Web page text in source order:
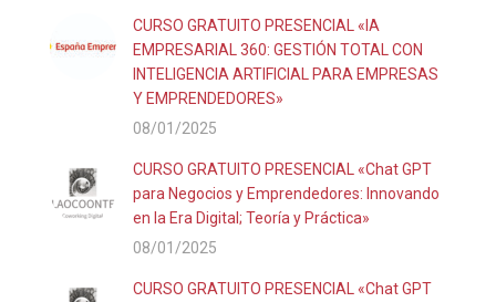
CURSO GRATUITO PRESENCIAL «IA
EMPRESARIAL 360: GESTIÓN TOTAL CON
INTELIGENCIA ARTIFICIAL PARA EMPRESAS
Y EMPRENDEDORES»
08/01/2025
CURSO GRATUITO PRESENCIAL «Chat GPT
para Negocios y Emprendedores: Innovando
en la Era Digital; Teoría y Práctica»
08/01/2025
CURSO GRATUITO PRESENCIAL «Chat GPT